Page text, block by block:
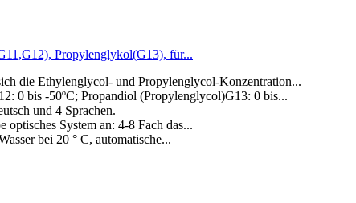
Propylenglykol(G13), für...
die Ethylenglycol- und Propylenglycol-Konzentration...
0 bis -50ºC; Propandiol (Propylenglycol)G13: 0 bis...
und 4 Sprachen.
optisches System an: 4-8 Fach das...
bei 20 ° C, automatische...